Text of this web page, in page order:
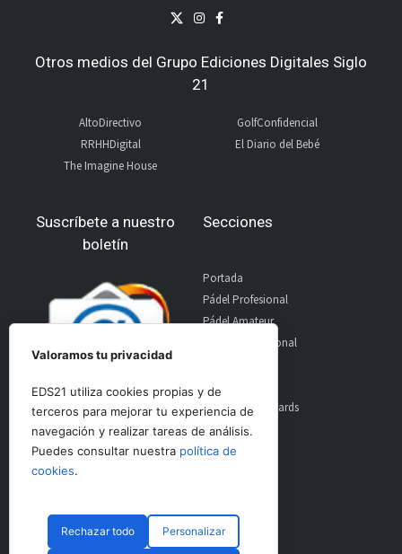
Otros medios del Grupo Ediciones Digitales Siglo
21
AltoDirectivo
RRHHDigital
The Imagine House
GolfConfidencial
El Diario del Bebé
Suscríbete a nuestro
boletín
Secciones
Portada
Pádel Profesional
Pádel Amateur
Pádel Internacional
Material
World Padel Awards
Contacto
Publicidad
Valoramos tu privacidad
EDS21 utiliza cookies propias y de
terceros para mejorar tu experiencia de
navegación y realizar tareas de análisis.
Puedes consultar nuestra política de
cookies.
Rechazar todo Personalizar